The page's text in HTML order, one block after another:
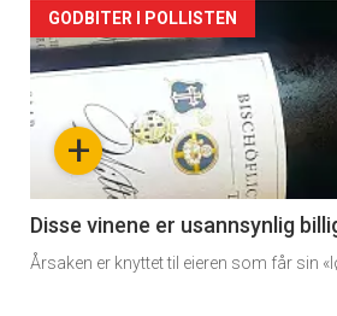
Forsiden
akkurat
nå
3
+
GODBITER I POLLISTEN
Disse vinene er usannsynlig
Årsaken er knyttet til eieren som får sin